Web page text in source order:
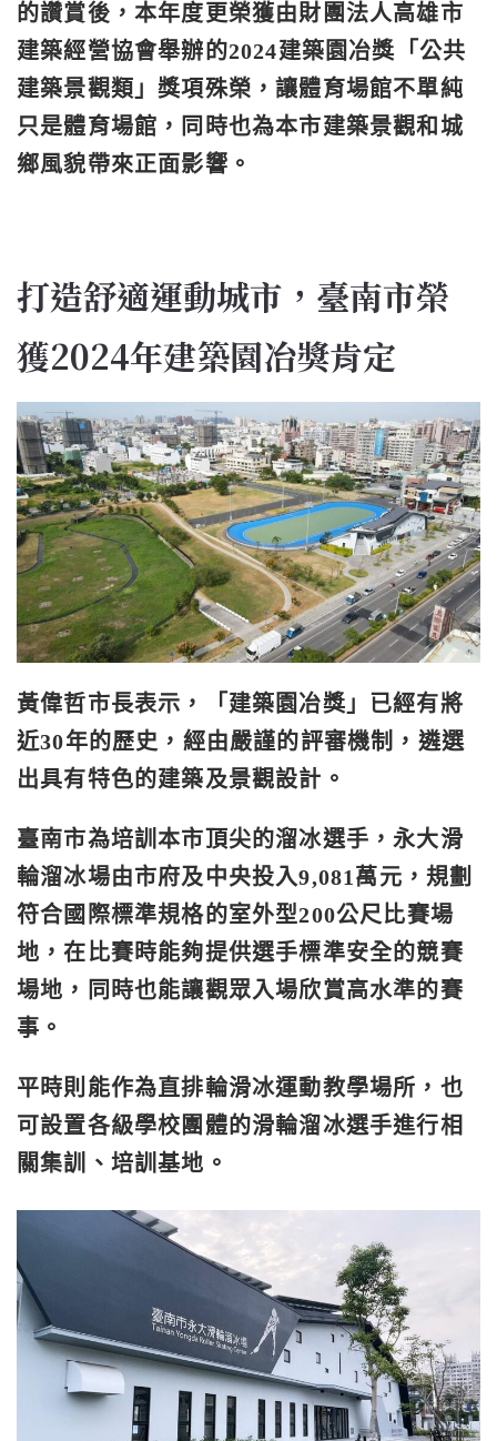
的讚賞後，本年度更榮獲由財團法人高雄市
建築經營協會舉辦的2024建築園冶獎「公共
建築景觀類」獎項殊榮，讓體育場館不單純
只是體育場館，同時也為本市建築景觀和城
鄉風貌帶來正面影響。
打造舒適運動城市，臺南市榮
獲2024年建築園冶獎肯定
黃偉哲市長表示，「建築園冶獎」已經有將
近30年的歷史，經由嚴謹的評審機制，遴選
出具有特色的建築及景觀設計。
臺南市為培訓本市頂尖的溜冰選手，永大滑
輪溜冰場由市府及中央投入9,081萬元，規劃
符合國際標準規格的室外型200公尺比賽場
地，在比賽時能夠提供選手標準安全的競賽
場地，同時也能讓觀眾入場欣賞高水準的賽
事。
平時則能作為直排輪滑冰運動教學場所，也
可設置各級學校團體的滑輪溜冰選手進行相
關集訓、培訓基地。